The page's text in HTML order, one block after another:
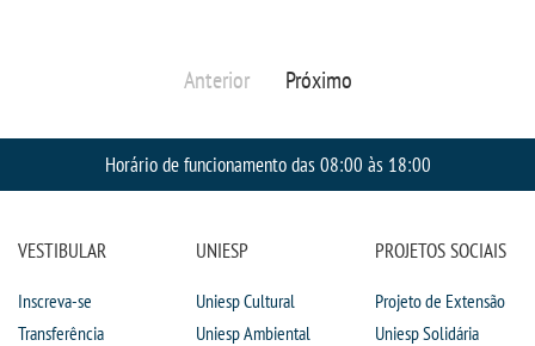
Anterior Próximo
Horário de funcionamento das 08:00 às 18:00
VESTIBULAR
Inscreva-se
Transferência
UNIESP
Uniesp Cultural
Uniesp Ambiental
PROJETOS SOCIAIS
Projeto de Extensão
Uniesp Solidária